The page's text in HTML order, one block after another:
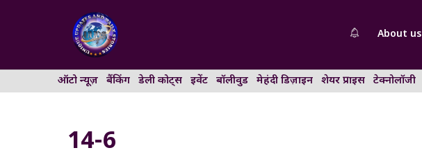
About us
ऑटो न्यूज़ बैंकिंग डेली कोट्स इवेंट बॉलीवुड मेहंदी डिज़ाइन शेयर प्राइस टेक्नोलॉजी
14-6